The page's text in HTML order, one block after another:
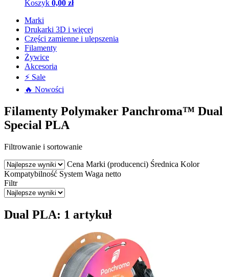
Koszyk 0,00 zł
Marki
Drukarki 3D i więcej
Części zamienne i ulepszenia
Filamenty
Żywice
Akcesoria
⚡ Sale
🔥 Nowości
Filamenty Polymaker Panchroma™ Dual
Special PLA
Filtrowanie i sortowanie
Cena Marki (producenci) Średnica Kolor
Kompatybilność System Waga netto
Filtr
Dual PLA: 1 artykuł